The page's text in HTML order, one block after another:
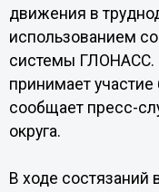
движения в
использованием
системы ГЛОНАСС.
принимает
сообщает пресс-
округа.
В ходе состязаний